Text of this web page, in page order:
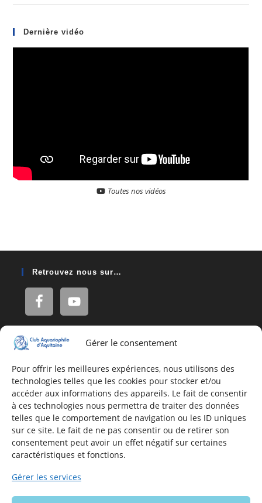
Gérer le consentement
Pour offrir les meilleures expériences, nous utilisons des
technologies telles que les cookies pour stocker et/ou
accéder aux informations des appareils. Le fait de consentir
à ces technologies nous permettra de traiter des données
telles que le comportement de navigation ou les ID uniques
sur ce site. Le fait de ne pas consentir ou de retirer son
consentement peut avoir un effet négatif sur certaines
caractéristiques et fonctions.
Gérer les services
Dernière vidéo
Toutes nos vidéos
Retrouvez nous sur…
Adresse
16, Rue Léon Blum
33140 Villenave d'Ornon
Nous contacter
Formulaire de contact
E-mail